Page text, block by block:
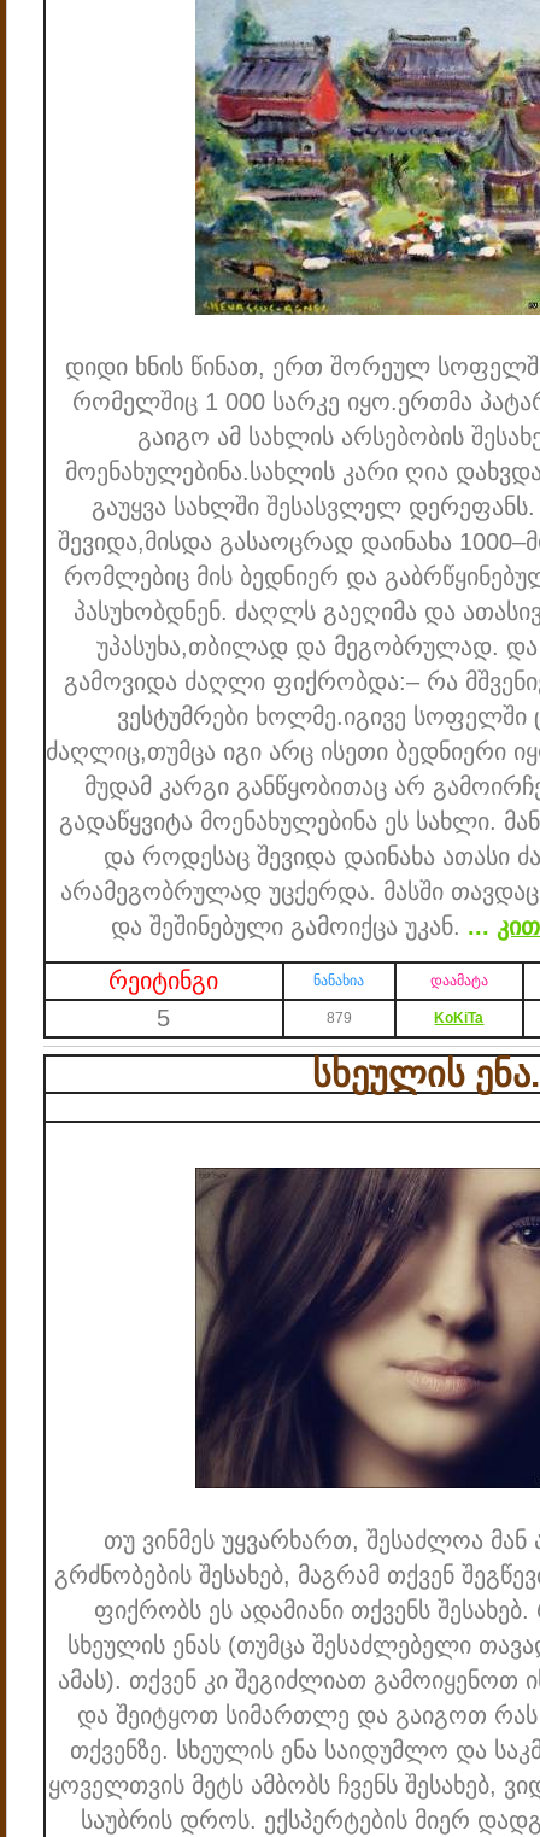
დიდი ხნის წინათ, ერთ შორეულ
რომელშიც 1 000 სარკე იყო.ერთმა
გაიგო ამ სახლის არსებობის
მოენახულებინა.სახლის კარი ღია
გაუყვა სახლში შესასვლელ
შევიდა,მისდა გასაოცრად დაინახა
რომლებიც მის ბედნიერ და
პასუხობდნენ. ძაღლს გაეღიმა და
უპასუხა,თბილად და მეგობრულად.
გამოვიდა ძაღლი ფიქრობდა:– რა
ვესტუმრები ხოლმე.იგივე
ძაღლიც,თუმცა იგი არც ისეთი ბედნიერი
მუდამ კარგი განწყობითაც არ
გადაწყვიტა მოენახულებინა ეს სახლი.
და როდესაც შევიდა დაინახა ათასი
არამეგობრულად უცქერდა. მასში
და შეშინებული გამოიქცა უკან. ...
რეიტინგი ნანახია დაამატა
5 879 KoKiTa
სხეულის
თუ ვინმეს უყვარხართ, შესაძლოა
გრძნობების შესახებ, მაგრამ თქვენ
ფიქრობს ეს ადამიანი თქვენს
სხეულის ენას (თუმცა შესაძლებელი
ამას). თქვენ კი შეგიძლიათ გამოიყენოთ
და შეიტყოთ სიმართლე და გაიგოთ რას
თქვენზე. სხეულის ენა საიდუმლო და
ყოველთვის მეტს ამბობს ჩვენს შესახებ,
საუბრის დროს. ექსპერტების მიერ